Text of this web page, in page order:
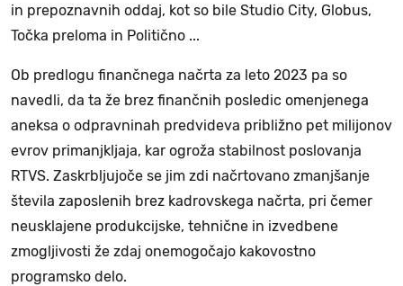
in prepoznavnih oddaj, kot so bile Studio City, Globus,
Točka preloma in Politično ...
Ob predlogu finančnega načrta za leto 2023 pa so
navedli, da ta že brez finančnih posledic omenjenega
aneksa o odpravninah predvideva približno pet milijonov
evrov primanjkljaja, kar ogroža stabilnost poslovanja
RTVS. Zaskrbljujoče se jim zdi načrtovano zmanjšanje
števila zaposlenih brez kadrovskega načrta, pri čemer
neusklajene produkcijske, tehnične in izvedbene
zmogljivosti že zdaj onemogočajo kakovostno
programsko delo.